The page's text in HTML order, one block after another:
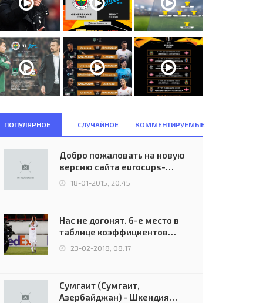
ПОПУЛЯРНОЕ СЛУЧАЙНОЕ КОММЕНТИРУЕМЫЕ
Добро пожаловать на новую
версию сайта eurocups-
uefa.ru
18-01-2015, 20:45
Нас не догонят. 6-е место в
таблице коэффициентов
УЕФА остаётся за Россией
23-02-2018, 08:17
Сумгаит (Сумгаит,
Азербайджан) - Шкендия